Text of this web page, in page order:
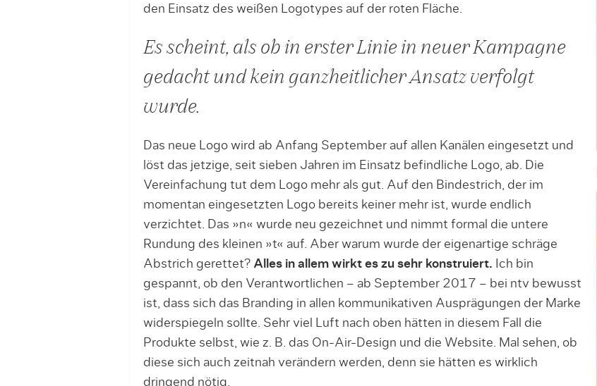
den Einsatz des weißen Logotypes auf der roten Fläche.
Es scheint, als ob in erster Linie in neuer Kampagne
gedacht und kein ganzheitlicher Ansatz verfolgt
wurde.
Das neue Logo wird ab Anfang September auf allen Kanälen eingesetzt und
löst das jetzige, seit sieben Jahren im Einsatz befindliche Logo, ab. Die
Vereinfachung tut dem Logo mehr als gut. Auf den Bindestrich, der im
momentan eingesetzten Logo bereits keiner mehr ist, wurde endlich
verzichtet. Das »n« wurde neu gezeichnet und nimmt formal die untere
Rundung des kleinen »t« auf. Aber warum wurde der eigenartige schräge
Abstrich gerettet? Alles in allem wirkt es zu sehr konstruiert. Ich bin
gespannt, ob den Verantwortlichen – ab September 2017 – bei ntv bewusst
ist, dass sich das Branding in allen kommunikativen Ausprägungen der Marke
widerspiegeln sollte. Sehr viel Luft nach oben hätten in diesem Fall die
Produkte selbst, wie z. B. das On-Air-Design und die Website. Mal sehen, ob
diese sich auch zeitnah verändern werden, denn sie hätten es wirklich
dringend nötig.